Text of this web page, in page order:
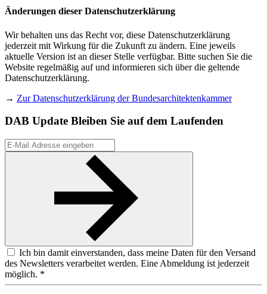
Änderungen dieser Datenschutzerklärung
Wir behalten uns das Recht vor, diese Datenschutzerklärung
jederzeit mit Wirkung für die Zukunft zu ändern. Eine jeweils
aktuelle Version ist an dieser Stelle verfügbar. Bitte suchen Sie die
Website regelmäßig auf und informieren sich über die geltende
Datenschutzerklärung.
→ Zur Datenschutzerklärung der Bundesarchitektenkammer
DAB Update Bleiben Sie auf dem Laufenden
Ich bin damit einverstanden, dass meine Daten für den Versand
des Newsletters verarbeitet werden. Eine Abmeldung ist jederzeit
möglich. *